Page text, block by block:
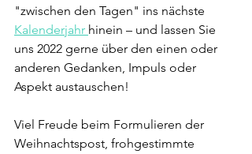
"zwischen den Tagen" ins nächste
Kalenderjahr hinein – und lassen Sie
uns 2022 gerne über den einen oder
anderen Gedanken, Impuls oder
Aspekt austauschen!
Viel Freude beim Formulieren der
Weihnachtspost, frohgestimmte